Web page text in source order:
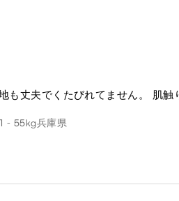
丈夫でくたびれてません。 肌触
- 55kg兵庫県